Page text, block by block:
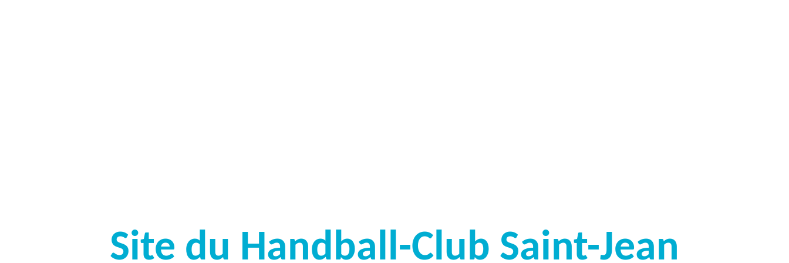
Site du Handball-Club Saint-Jean